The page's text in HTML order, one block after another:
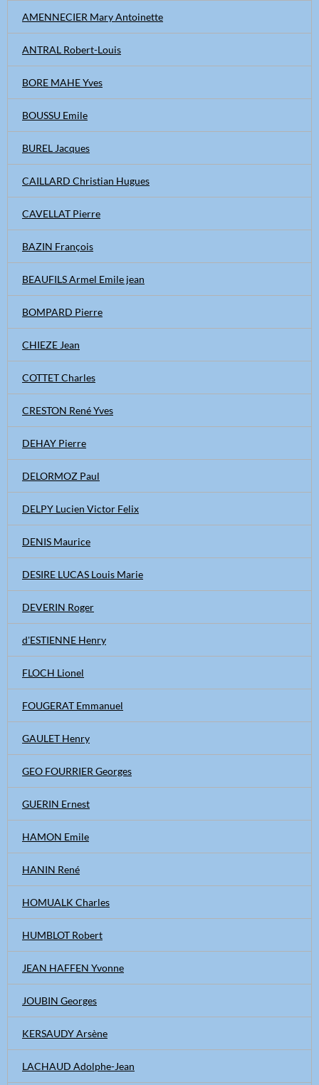
AMENNECIER Mary Antoinette
ANTRAL Robert-Louis
BORE MAHE Yves
BOUSSU Emile
BUREL Jacques
CAILLARD Christian Hugues
CAVELLAT Pierre
BAZIN François
BEAUFILS Armel Emile jean
BOMPARD Pierre
CHIEZE Jean
COTTET Charles
CRESTON René Yves
DEHAY Pierre
DELORMOZ Paul
DELPY Lucien Victor Felix
DENIS Maurice
DESIRE LUCAS Louis Marie
DEVERIN Roger
d'ESTIENNE Henry
FLOCH Lionel
FOUGERAT Emmanuel
GAULET Henry
GEO FOURRIER Georges
GUERIN Ernest
HAMON Emile
HANIN René
HOMUALK Charles
HUMBLOT Robert
JEAN HAFFEN Yvonne
JOUBIN Georges
KERSAUDY Arsène
LACHAUD Adolphe-Jean